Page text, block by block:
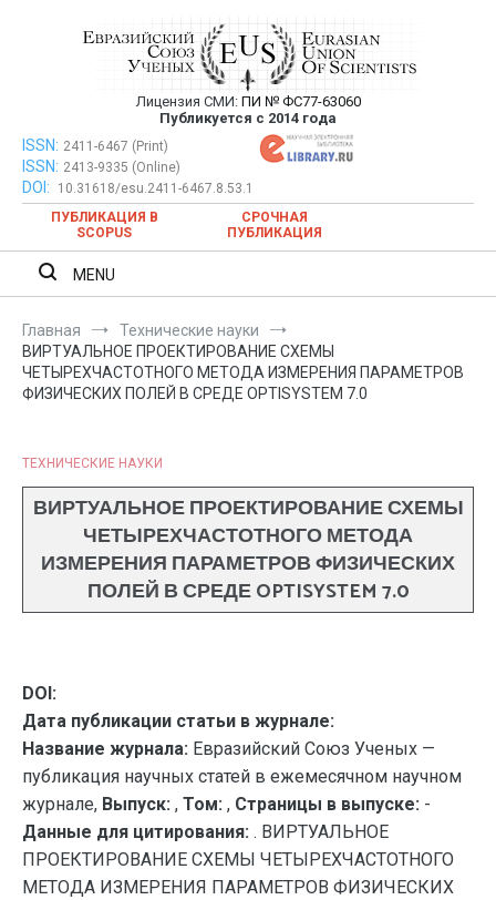
Евразийский Союз Ученых —
публикация научных статей в
ежемесячном научном журнале
Лицензия СМИ: ПИ № ФС77-63060
Публикуется с 2014 года
Евразийский Союз Ученых — публикация научных статей в
ежемесячном научном журнале
ISSN: 2411-6467 (Print)
ISSN: 2413-9335 (Online)
DOI:
10.31618/esu.2411-6467.8.53.1
ПУБЛИКАЦИЯ В
SCOPUS
СРОЧНАЯ
ПУБЛИКАЦИЯ
MENU
Главная
Технические науки
ВИРТУАЛЬНОЕ ПРОЕКТИРОВАНИЕ СХЕМЫ
ЧЕТЫРЕХЧАСТОТНОГО МЕТОДА ИЗМЕРЕНИЯ ПАРАМЕТРОВ
ФИЗИЧЕСКИХ ПОЛЕЙ В СРЕДЕ OPTISYSTEM 7.0
ТЕХНИЧЕСКИЕ НАУКИ
ВИРТУАЛЬНОЕ ПРОЕКТИРОВАНИЕ СХЕМЫ
ЧЕТЫРЕХЧАСТОТНОГО МЕТОДА
ИЗМЕРЕНИЯ ПАРАМЕТРОВ ФИЗИЧЕСКИХ
ПОЛЕЙ В СРЕДЕ OPTISYSTEM 7.0
DOI:
Дата публикации статьи в журнале:
Название журнала: Евразийский Союз Ученых —
публикация научных статей в ежемесячном научном
журнале, Выпуск: , Том: , Страницы в выпуске: -
Данные для цитирования: . ВИРТУАЛЬНОЕ
ПРОЕКТИРОВАНИЕ СХЕМЫ ЧЕТЫРЕХЧАСТОТНОГО
МЕТОДА ИЗМЕРЕНИЯ ПАРАМЕТРОВ ФИЗИЧЕСКИХ